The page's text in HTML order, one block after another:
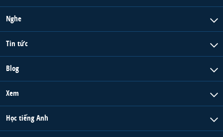
Nghe
Tin tức
Blog
Xem
Học tiếng Anh